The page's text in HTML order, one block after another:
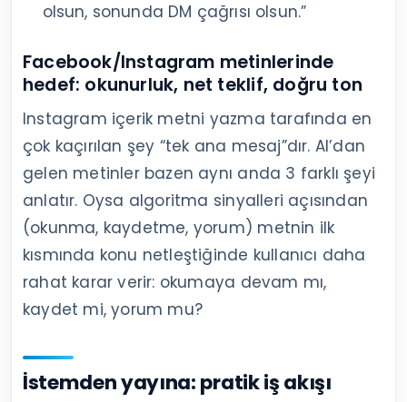
olsun, sonunda DM çağrısı olsun.”
Facebook/Instagram metinlerinde
hedef: okunurluk, net teklif, doğru ton
Instagram içerik metni yazma tarafında en
çok kaçırılan şey “tek ana mesaj”dır. AI’dan
gelen metinler bazen aynı anda 3 farklı şeyi
anlatır. Oysa algoritma sinyalleri açısından
(okunma, kaydetme, yorum) metnin ilk
kısmında konu netleştiğinde kullanıcı daha
rahat karar verir: okumaya devam mı,
kaydet mi, yorum mu?
İstemden yayına: pratik iş akışı